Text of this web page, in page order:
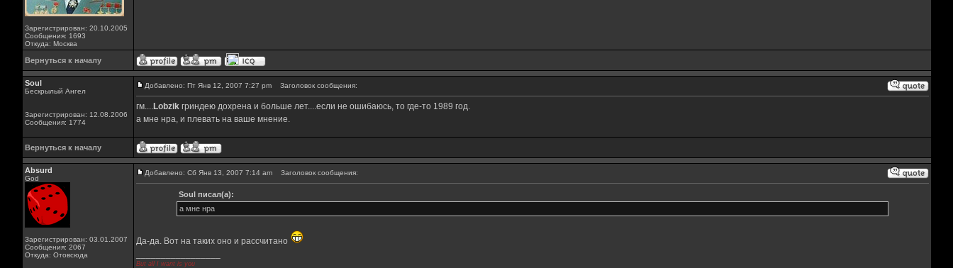
Зарегистрирован: 20.10.2005
Сообщения: 1693
Откуда: Москва
Вернуться к началу
Soul
Бескрылый Ангел
Зарегистрирован: 12.08.2006
Сообщения: 1774
Добавлено: Пт Янв 12, 2007 7:27 pm Заголовок сообщения:
гм....Lobzikгриндею дохрена и больше лет....если не ошибаюсь, то где-то 1989 год.
а мне нра, и плевать на ваше мнение.
Вернуться к началу
Absurd
God
Зарегистрирован: 03.01.2007
Сообщения: 2067
Откуда: Отовсюда
Добавлено: Сб Янв 13, 2007 7:14 am Заголовок сообщения:
Soul писал(а):
а мне нра
Да-да. Вот на таких оно и рассчитано
But all I want is you